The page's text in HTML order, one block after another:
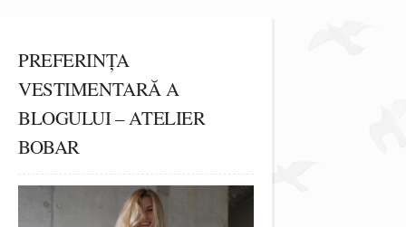
PREFERINȚA
VESTIMENTARĂ A
BLOGULUI – ATELIER
BOBAR